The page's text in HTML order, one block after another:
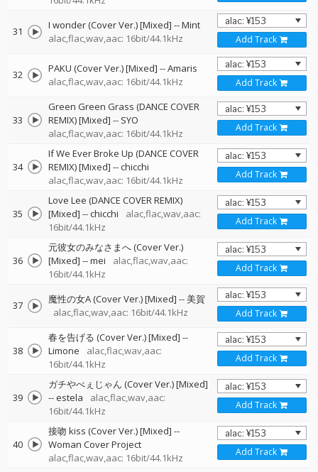
31 I wonder (Cover Ver.) [Mixed] --Mint
alac,flac,wav,aac: 16bit/44.1kHz
Add Track
32 PAKU (Cover Ver.) [Mixed] --Amaris
alac,flac,wav,aac: 16bit/44.1kHz
Add Track
33
Green Green Grass (DANCE COVER
REMIX) [Mixed] -- SYO
alac,flac,wav,aac: 16bit/44.1kHz
Add Track
34
If We Ever Broke Up (DANCE COVER
REMIX) [Mixed] --chicchi
alac,flac,wav,aac: 16bit/44.1kHz
Add Track
35
Love Lee (DANCE COVER REMIX)
[Mixed] --chicchi
alac,flac,wav,aac:
16bit/44.1kHz
Add Track
36
元彼女のみなさまへ (Cover Ver.)
[Mixed] --mei
alac,flac,wav,aac:
16bit/44.1kHz
Add Track
37 魔性の女A (Cover Ver.) [Mixed] --美賀
alac,flac,wav,aac: 16bit/44.1kHz
Add Track
38
春を告げる (Cover Ver.) [Mixed] --
Limone
alac,flac,wav,aac:
16bit/44.1kHz
Add Track
39
ガチやべぇじゃん (Cover Ver.) [Mixed]
--estela
alac,flac,wav,aac:
16bit/44.1kHz
Add Track
40
接吻 kiss (Cover Ver.) [Mixed] --
Woman Cover Project
alac,flac,wav,aac: 16bit/44.1kHz
Add Track